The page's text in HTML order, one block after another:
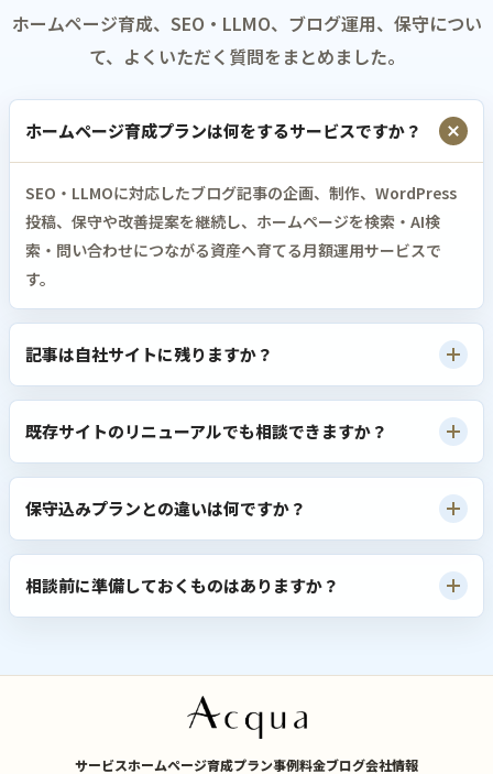
ホームページ育成、SEO・LLMO、ブログ運用、保守につい
て、よくいただく質問をまとめました。
ホームページ育成プランは何をするサービスですか？
SEO・LLMOに対応したブログ記事の企画、制作、WordPress
投稿、保守や改善提案を継続し、ホームページを検索・AI検
索・問い合わせにつながる資産へ育てる月額運用サービスで
す。
記事は自社サイトに残りますか？
既存サイトのリニューアルでも相談できますか？
保守込みプランとの違いは何ですか？
相談前に準備しておくものはありますか？
サービスホームページ育成プラン事例料金ブログ会社情報